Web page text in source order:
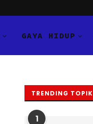
GAYA HIDUP
TRENDING TOPIK
1